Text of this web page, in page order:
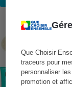
Que Choisir
traceurs pour
personnaliser
promotion et